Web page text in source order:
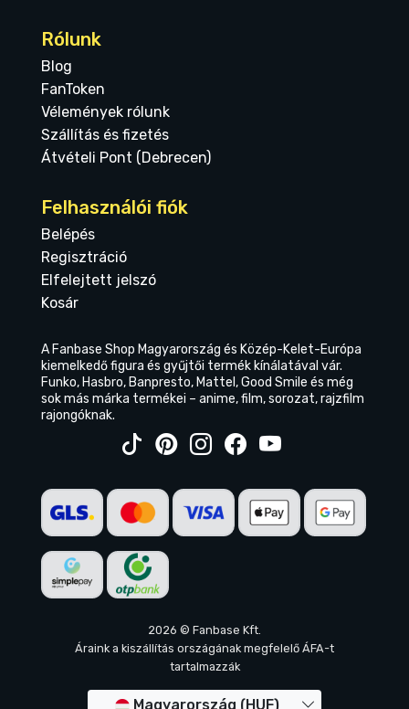
Rólunk
Blog
FanToken
Vélemények rólunk
Szállítás és fizetés
Átvételi Pont (Debrecen)
Felhasználói fiók
Belépés
Regisztráció
Elfelejtett jelszó
Kosár
A Fanbase Shop Magyarország és Közép-Kelet-Európa
kiemelkedő figura és gyűjtői termék kínálatával vár.
Funko, Hasbro, Banpresto, Mattel, Good Smile és még
sok más márka termékei – anime, film, sorozat, rajzfilm
rajongóknak.
2026 © Fanbase Kft.
Áraink a kiszállítás országának megfelelő ÁFA-t
tartalmazzák
Magyarország (HUF)